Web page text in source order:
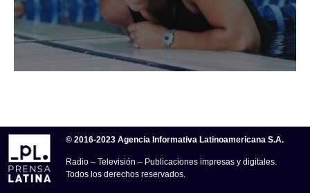
© 2016-2023 Agencia Informativa Latinoamericana S.A.
Radio – Televisión – Publicaciones impresas y digitales.
Todos los derechos reservados.